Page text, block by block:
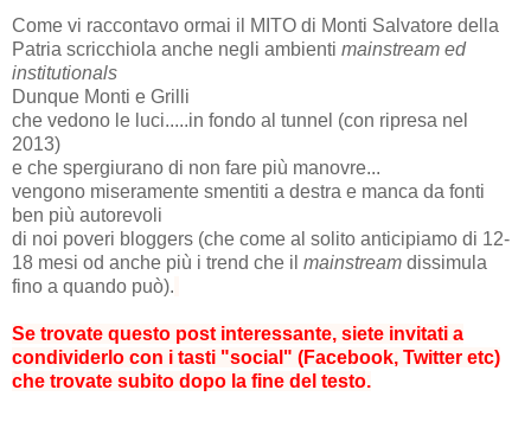
Come vi raccontavo ormai il MITO di Monti Salvatore della
Patria scricchiola anche negli ambienti mainstream ed
institutionals
Dunque Monti e Grilli
che vedono le luci.....in fondo al tunnel (con ripresa nel
2013)
e che spergiurano di non fare più manovre...
vengono miseramente smentiti a destra e manca da fonti
ben più autorevoli
di noi poveri bloggers (che come al solito anticipiamo di 12-
18 mesi od anche più i trend che il mainstream dissimula
fino a quando può).
Se trovate questo post interessante, siete invitati a
condividerlo con i tasti "social" (Facebook, Twitter etc)
che trovate subito dopo la fine del testo.